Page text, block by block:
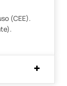
(CEE).